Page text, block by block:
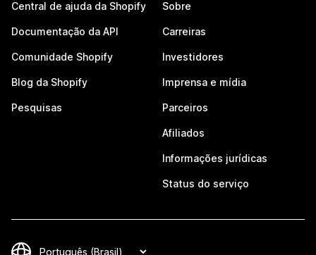
Central de ajuda da Shopify
Documentação da API
Comunidade Shopify
Blog da Shopify
Pesquisas
Sobre
Carreiras
Investidores
Imprensa e mídia
Parceiros
Afiliados
Informações jurídicas
Status do serviço